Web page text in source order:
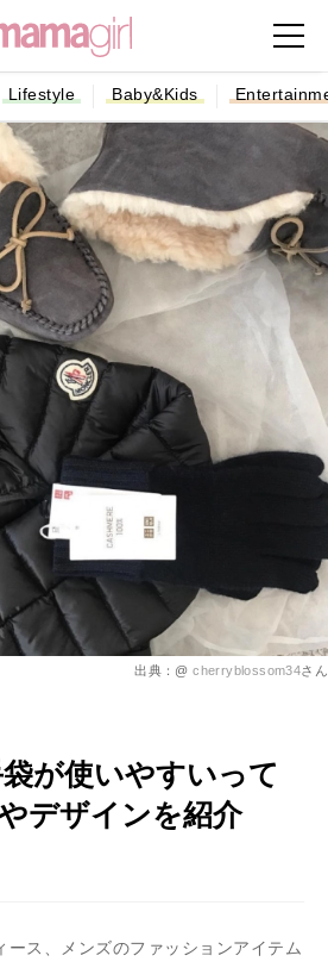
Lifestyle Baby&Kids
出典：@ cherryblossom34さん
が使いやすいって
デザインを紹介
ース、メンズのファッションアイテム